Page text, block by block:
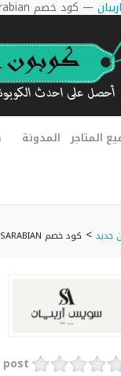
— كود خصم swissarabian وفر 35% من قيمة طلبيات وشحن مجاني فعال
المتاجر المدونة
جديد > كود خصم SWISSARABIAN وفر 35% من قيمة طلبيات وشحن مجاني فعال